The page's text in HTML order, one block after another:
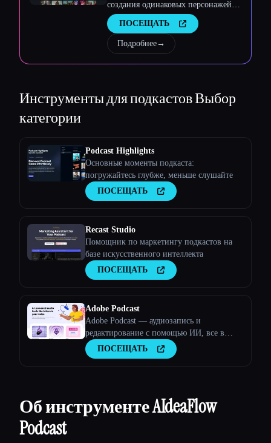
создания одинаковых персонажей,
рабочих процессов и видео
ПОСЕЩАТЬ
Подробнее→
Инструменты для подкастовВыбор
категории
Podcast Highlights
Основные моменты подкаста:
погружайтесь глубже, меньше слушайте
ПОСЕЩАТЬ
Recast Studio
Помощник по маркетингу подкастов на
базе искусственного интеллекта
ПОСЕЩАТЬ
Adobe Podcast
Adobe Podcast — аудиозапись и
редактирование с помощью ИИ, все в
Интернете
ПОСЕЩАТЬ
Об инструменте AIdeaFlow
Podcast